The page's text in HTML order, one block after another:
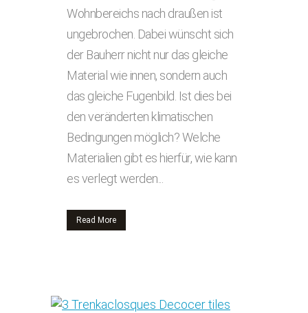
Wohnbereichs nach draußen ist
ungebrochen. Dabei wünscht sich
der Bauherr nicht nur das gleiche
Material wie innen, sondern auch
das gleiche Fugenbild. Ist dies bei
den veränderten klimatischen
Bedingungen möglich? Welche
Materialien gibt es hierfür, wie kann
es verlegt werden...
Read More